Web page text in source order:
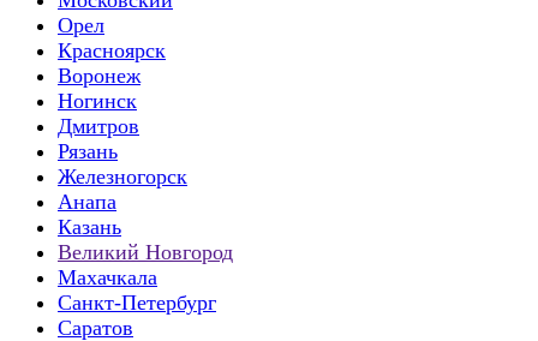
Орел
Красноярск
Воронеж
Ногинск
Дмитров
Рязань
Железногорск
Анапа
Казань
Великий Новгород
Махачкала
Санкт-Петербург
Саратов